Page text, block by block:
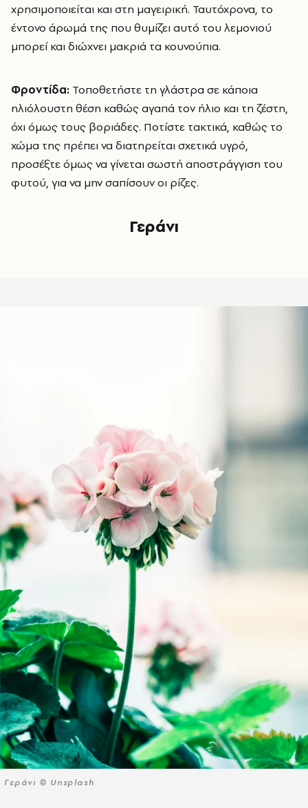
χρησιμοποιείται και στη μαγειρική. Ταυτόχρονα, το
έντονο άρωμά της που θυμίζει αυτό του λεμονιού
μπορεί και διώχνει μακριά τα κουνούπια.
Φροντίδα: Τοποθετήστε τη γλάστρα σε κάποια
ηλιόλουστη θέση καθώς αγαπά τον ήλιο και τη ζέστη,
όχι όμως τους βοριάδες. Ποτίστε τακτικά, καθώς το
χώμα της πρέπει να διατηρείται σχετικά υγρό,
προσέξτε όμως να γίνεται σωστή αποστράγγιση του
φυτού, για να μην σαπίσουν οι ρίζες.
Γεράνι
Γεράνι © Unsplash